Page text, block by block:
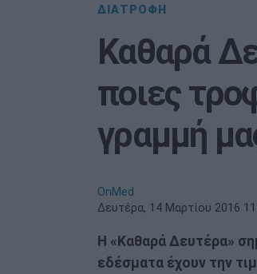
ΔΙΑΤΡΟΦΗ
Καθαρά
ποιες
γραμμή
OnMed
Δευτέρα, 14 Μαρτίου 2016
Η «Καθαρά Δευτέρα»
εδέσματα έχουν την